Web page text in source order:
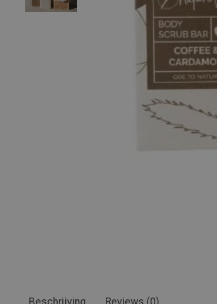
Beschrijving Reviews (0)